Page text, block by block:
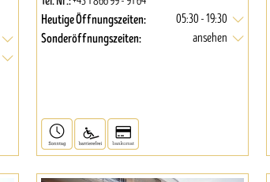
Heutige Öffnungszeiten: 05:30 - 19:30
Sonderöffnungszeiten: ansehen